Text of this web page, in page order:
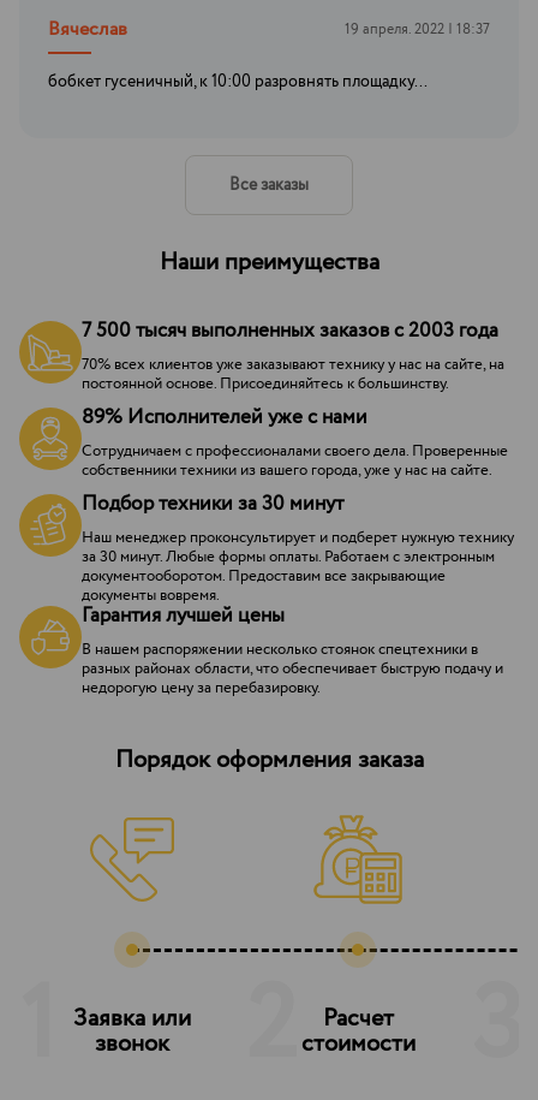
Вячеслав 19 апреля. 2022 | 18:37
бобкет гусеничный, к 10:00 разровнять площадку...
Все заказы
Наши преимущества
7 500 тысяч выполненных заказов с 2003 года
70% всех клиентов уже заказывают технику у нас на сайте, на
постоянной основе. Присоединяйтесь к большинству.
89% Исполнителей уже с нами
Сотрудничаем с профессионалами своего дела. Проверенные
собственники техники из вашего города, уже у нас на сайте.
Подбор техники за 30 минут
Наш менеджер проконсультирует и подберет нужную технику
за 30 минут. Любые формы оплаты. Работаем с электронным
документооборотом. Предоставим все закрывающие
документы вовремя.
Гарантия лучшей цены
В нашем распоряжении несколько стоянок спецтехники в
разных районах области, что обеспечивает быструю подачу и
недорогую цену за перебазировку.
Порядок оформления заказа
Заявка или
звонок
Расчет
стоимости